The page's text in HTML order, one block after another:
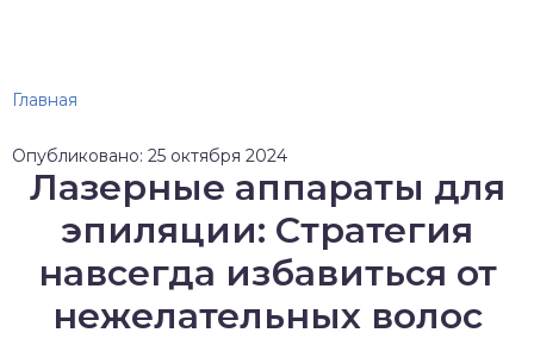
Главная
Опубликовано: 25 октября 2024
Лазерные аппараты для
эпиляции: Стратегия
навсегда избавиться от
нежелательных волос